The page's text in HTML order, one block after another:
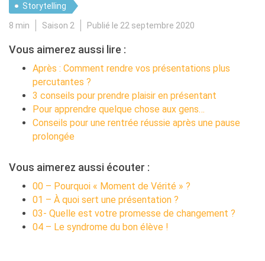
Storytelling
8 min Saison 2 Publié le 22 septembre 2020
Vous aimerez aussi lire :
Après : Comment rendre vos présentations plus
percutantes ?
3 conseils pour prendre plaisir en présentant
Pour apprendre quelque chose aux gens…
Conseils pour une rentrée réussie après une pause
prolongée
Vous aimerez aussi écouter :
00 – Pourquoi « Moment de Vérité » ?
01 – À quoi sert une présentation ?
03- Quelle est votre promesse de changement ?
04 – Le syndrome du bon élève !